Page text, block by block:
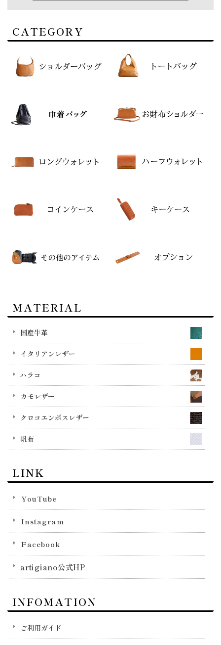
CATEGORY
MATERIAL
国産牛革
イタリアンレザー
ハラコ
カモレザー
クロコエンボスレザー
帆布
LINK
YouTube
Instagram
Facebook
artigiano公式HP
INFOMATION
ご利用ガイド